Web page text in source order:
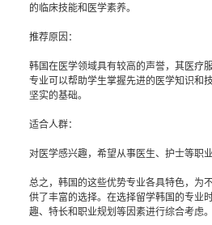
的临床技能和医学素养。
推荐原因：
韩国在医学领域具有较高的声誉，其医疗
专业可以帮助学生掌握先进的医学知识和
坚实的基础。
适合人群：
对医学感兴趣，希望从事医生、护士等职业
总之，韩国的这些优势专业各具特色，为
供了丰富的选择。在选择留学韩国的专业
趣、特长和职业规划等因素进行综合考虑。